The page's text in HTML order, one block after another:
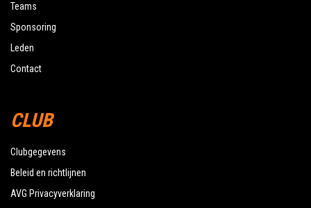
Teams
Sponsoring
Leden
Contact
CLUB
Clubgegevens
Beleid en richtlijnen
AVG Privacyverklaring